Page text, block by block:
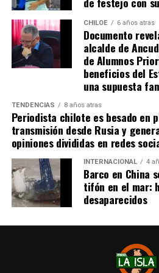
la disminución de recursos
CHILOE 6 años atras
Documento
alcalde de
de Alumnos
beneficios del
una supuesta
TENDENCIAS 8 años atras
Periodista chilote es besado en
transmisión desde Rusia y
opiniones divididas en redes
INTERNACIONAL 4
Barco en China
tifón en el mar:
desaparecidos